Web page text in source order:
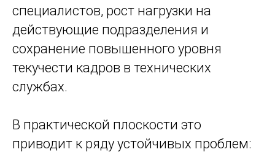
специалистов, рост нагрузки на
действующие подразделения и
сохранение повышенного уровня
текучести кадров в технических
службах.
В практической плоскости это
приводит к ряду устойчивых проблем: